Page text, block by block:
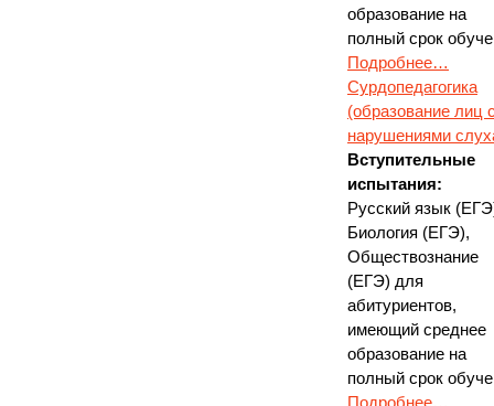
образование на
полный срок
Подробнее…
Сурдопедагогика
(образование лиц
нарушениями
Вступительные
испытания:
Русский язык
Биология (ЕГЭ),
Обществознание
(ЕГЭ) для
абитуриентов,
имеющий среднее
образование на
полный срок
Подробнее…